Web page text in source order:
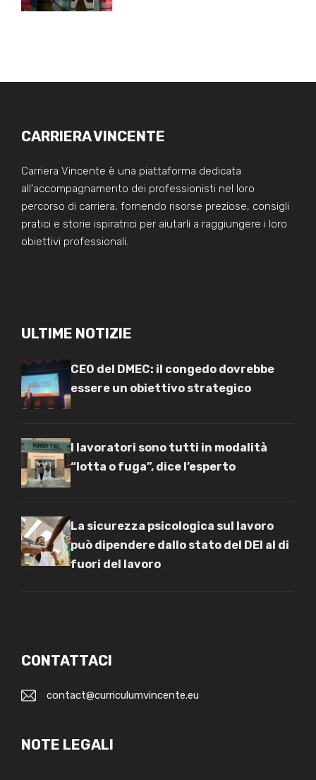
CARRIERA VINCENTE
Carriera Vincente è una piattaforma dedicata
all'accompagnamento dei professionisti nel loro
percorso di carriera, fornendo risorse preziose, consigli
pratici e storie ispiratrici per aiutarli a raggiungere i loro
obiettivi professionali.
ULTIME NOTIZIE
CEO del DMEC: il congedo dovrebbe
essere un obiettivo strategico
I lavoratori sono tutti in modalità
“lotta o fuga”, dice l’esperto
La sicurezza psicologica sul lavoro
può dipendere dallo stato del DEI al di
fuori del lavoro
CONTATTACI
contact@curriculumvincente.eu
NOTE LEGALI